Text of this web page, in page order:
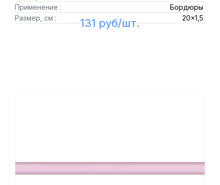
Применение :
Бордюры
Размер, см :
20x1,5
131 руб/шт.